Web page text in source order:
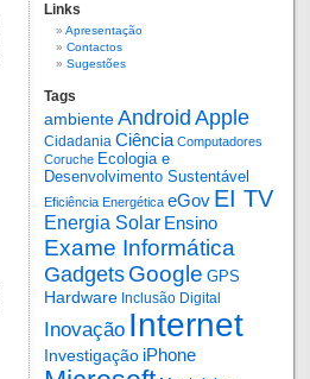
Links
Apresentação
Contactos
Sugestões
Tags
ambienteAndroid Apple
Cidadania Ciência Computadores
Coruche Ecologia e
Desenvolvimento Sustentável
Eficiência Energética eGov EI TV
Energia Solar Ensino
Exame Informática
Gadgets Google GPS
Hardware Inclusão Digital
Inovação Internet
Investigação iPhone